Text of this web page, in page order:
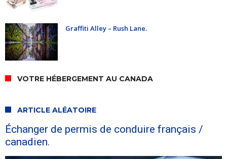
Graffiti Alley – Rush Lane.
VOTRE HÉBERGEMENT AU CANADA
ARTICLE ALÉATOIRE
Échanger de permis de conduire français /
canadien.